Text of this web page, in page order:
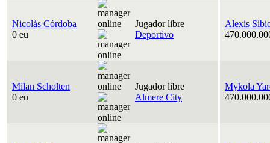
Nicolás Córdoba
0 eu
Jugador libre
Deportivo
Alexis
Milan Scholten
0 eu
Jugador libre
Almere City
Mykola